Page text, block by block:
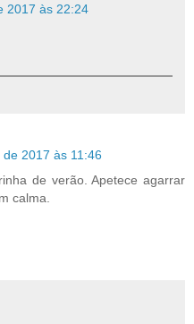
2017 às 22:24
2017 às 11:46
de verão. Apetece agarrar
calma.